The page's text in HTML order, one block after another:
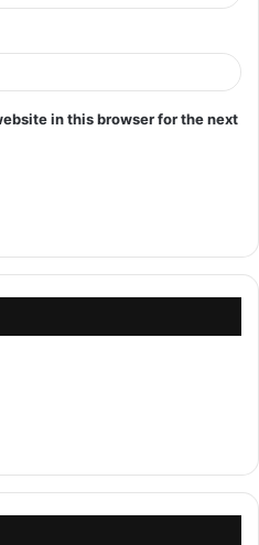
in this browser for the next